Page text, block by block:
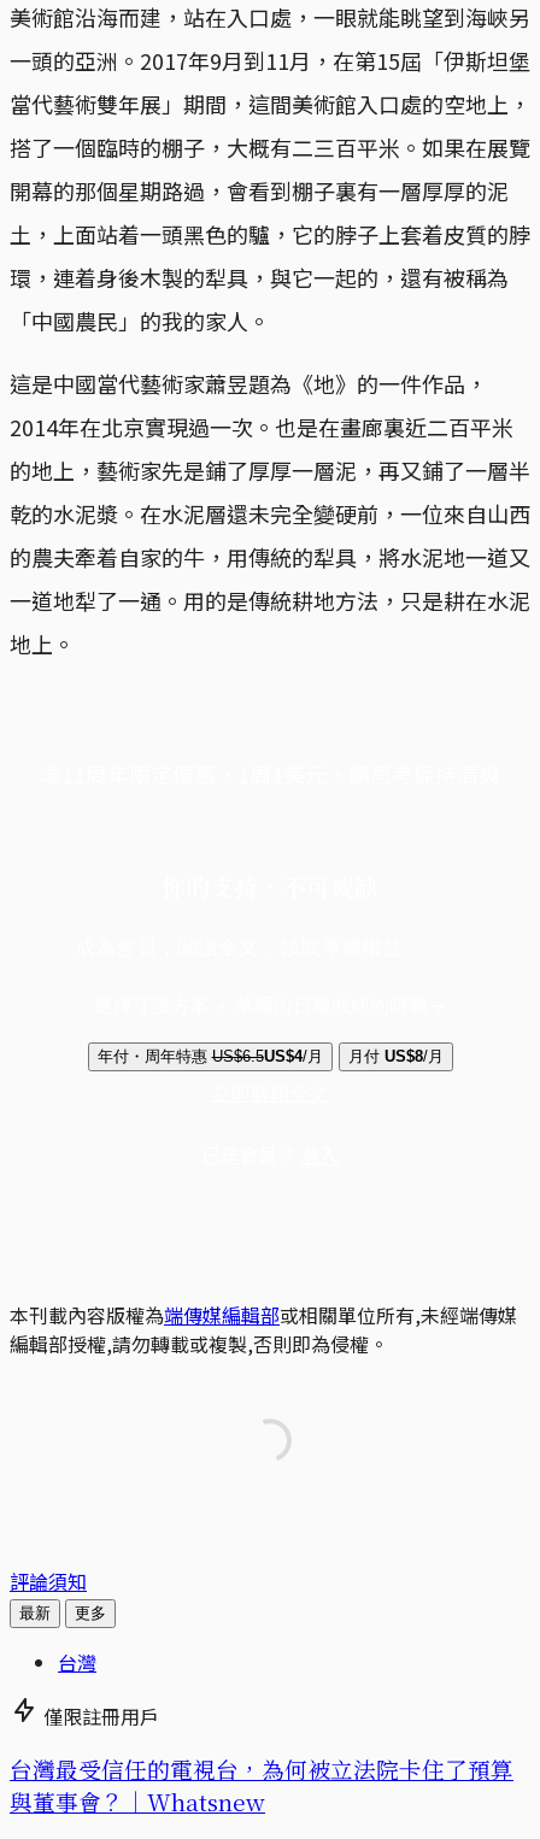
美術館沿海而建，站在入口處，一眼就能眺望到海峽另
一頭的亞洲。2017年9月到11月，在第15屆「伊斯坦堡
當代藝術雙年展」期間，這間美術館入口處的空地上，
搭了一個臨時的棚子，大概有二三百平米。如果在展覽
開幕的那個星期路過，會看到棚子裏有一層厚厚的泥
土，上面站着一頭黑色的驢，它的脖子上套着皮質的脖
環，連着身後木製的犁具，與它一起的，還有被稱為
「中國農民」的我的家人。
這是中國當代藝術家蕭昱題為《地》的一件作品，
2014年在北京實現過一次。也是在畫廊裏近二百平米
的地上，藝術家先是鋪了厚厚一層泥，再又鋪了一層半
乾的水泥漿。在水泥層還未完全變硬前，一位來自山西
的農夫牽着自家的牛，用傳統的犁具，將水泥地一道又
一道地犁了一通。用的是傳統耕地方法，只是耕在水泥
地上。
年付・周年特惠 US$6.5US$4/月 月付 US$8/月
本刊載內容版權為端傳媒編輯部或相關單位所有,未經端傳媒
編輯部授權,請勿轉載或複製,否則即為侵權。
評論須知
最新 更多
台灣
僅限註冊用戶
台灣最受信任的電視台，為何被立法院卡住了預算
與董事會？｜Whatsnew